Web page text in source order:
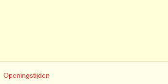
Openingstijden